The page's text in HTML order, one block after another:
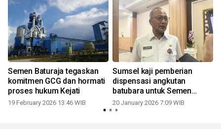
Semen Baturaja tegaskan
komitmen GCG dan hormati
proses hukum Kejati
19 February 2026 13:46 WIB
Sumsel kaji pemberian
dispensasi angkutan
batubara untuk Semen
Baturaja
20 January 2026 7:09 WIB